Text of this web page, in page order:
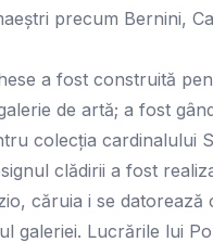
precum Bernini,
a fost construită
de artă; a fost
colecția cardinalului
clădirii a fost
căruia i se datorează
galeriei. Lucrările lui